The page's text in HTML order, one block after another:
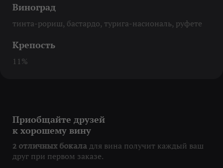
Виноград
тинта-рориш, бастардо, турига-насиональ, руфете
Крепость
11%
Приобщайте друзей
к хорошему вину
2 отличных бокала для вина получит каждый ваш
друг при первом заказе.